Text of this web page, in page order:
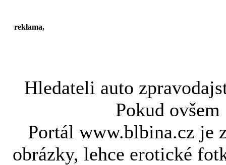
reklama,
Hledateli auto
Pokud
Portál www.blbina.cz je
obrázky, lehce erotické